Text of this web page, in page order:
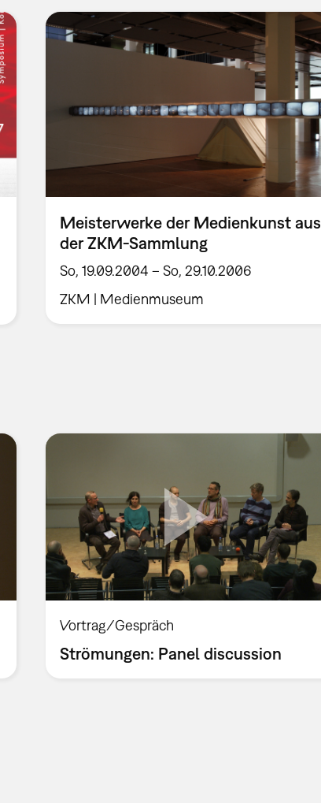
Meisterwerke der Medienkunst aus
der ZKM-Sammlung
So, 19.09.2004 – So, 29.10.2006
ZKM | Medienmuseum
Vortrag/Gespräch
Strömungen: Panel discussion